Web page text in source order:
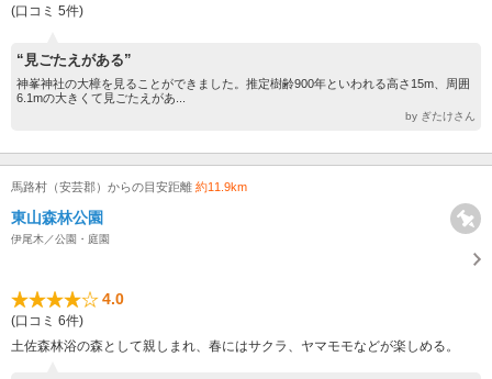
(口コミ 5件)
“見ごたえがある”
神峯神社の大樟を見ることができました。推定樹齢900年といわれる高さ15m、周囲
6.1mの大きくて見ごたえがあ...
by ぎたけさん
馬路村（安芸郡）からの目安距離 約11.9km
東山森林公園
伊尾木／公園・庭園
4.0
(口コミ 6件)
土佐森林浴の森として親しまれ、春にはサクラ、ヤマモモなどが楽しめる。